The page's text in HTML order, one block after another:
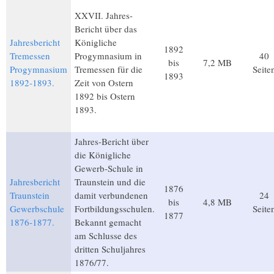
Jahresbericht
Tremessen
Progymnasium
1892-1893.
XXVII. Jahres-
Bericht über das
Königliche
Progymnasium in
Tremessen für die
Zeit von Ostern
1892 bis Ostern
1893.
1892
bis
1893
7,2 MB
40
Jahresbericht
Traunstein
Gewerbschule
1876-1877.
Jahres-Bericht über
die Königliche
Gewerb-Schule in
Traunstein und die
damit verbundenen
Fortbildungsschulen.
Bekannt gemacht
am Schlusse des
dritten Schuljahres
1876/77.
1876
bis
1877
4,8 MB
24